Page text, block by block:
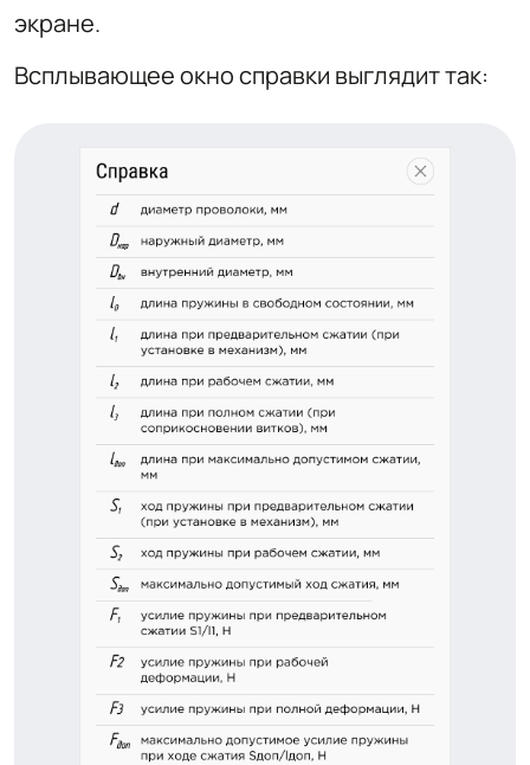
экране.
Всплывающее окно справки выглядит так: